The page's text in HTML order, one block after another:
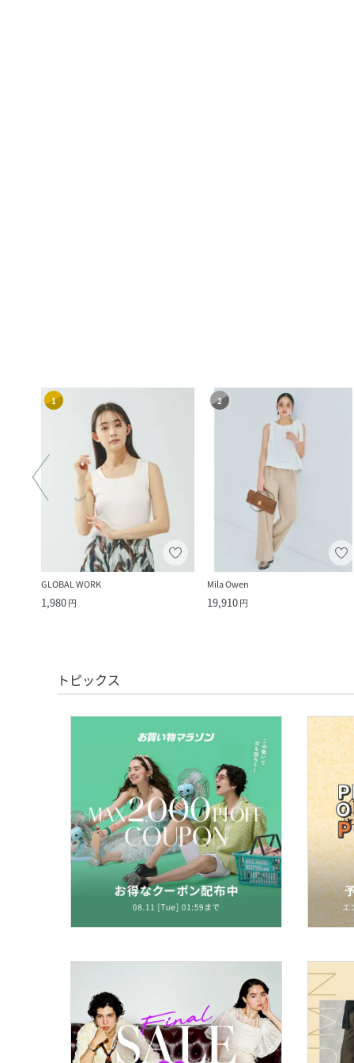
1
GLOBAL WORK
1,980円
2
Mila Owen
19,910円
トピックス